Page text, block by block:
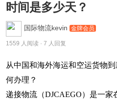
时间是多少天？
国际物流kevin 金牌会员
1559 人阅读 · 7 人回复
从中国和海外海运和空运货物
何办理？
递接物流（DJCAEGO）是一家